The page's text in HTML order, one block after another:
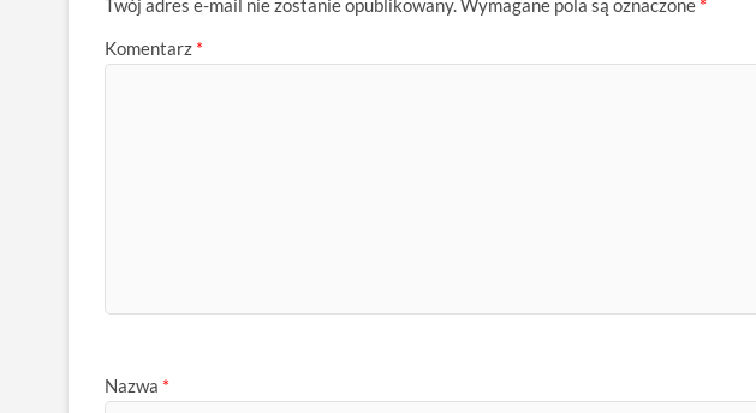
Twój adres e-mail nie zostanie opublikowany.Wymagane pola są oznaczone *
Komentarz *
Nazwa *